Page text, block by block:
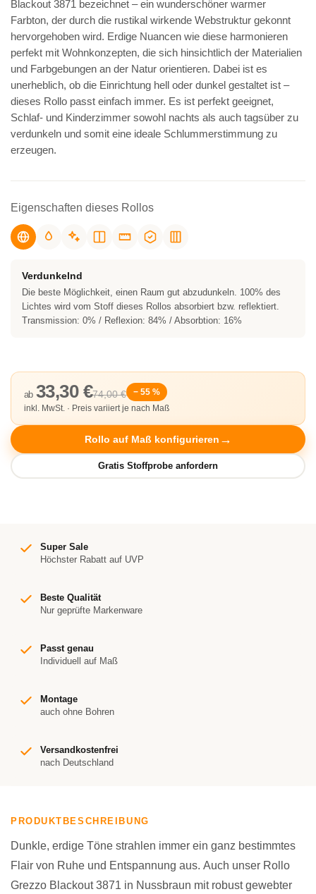
Blackout 3871 bezeichnet – ein wunderschöner warmer
Farbton, der durch die rustikal wirkende Webstruktur gekonnt
hervorgehoben wird. Erdige Nuancen wie diese harmonieren
perfekt mit Wohnkonzepten, die sich hinsichtlich der Materialien
und Farbgebungen an der Natur orientieren. Dabei ist es
unerheblich, ob die Einrichtung hell oder dunkel gestaltet ist –
dieses Rollo passt einfach immer. Es ist perfekt geeignet,
Schlaf- und Kinderzimmer sowohl nachts als auch tagsüber zu
verdunkeln und somit eine ideale Schlummerstimmung zu
erzeugen.
Eigenschaften dieses Rollos
Verdunkelnd
Die beste Möglichkeit, einen Raum gut abzudunkeln. 100% des
Lichtes wird vom Stoff dieses Rollos absorbiert bzw. reflektiert.
Transmission: 0% / Reflexion: 84% / Absorbtion: 16%
74,00 €
ab 33,30 €
− 55 %
inkl. MwSt. · Preis variiert je nach Maß
Rollo auf Maß konfigurieren
Super Sale
Höchster Rabatt auf UVP
Beste Qualität
Nur geprüfte Markenware
Passt genau
Individuell auf Maß
Montage
auch ohne Bohren
Versandkostenfrei
nach Deutschland
PRODUKTBESCHREIBUNG
Dunkle, erdige Töne strahlen immer ein ganz bestimmtes
Flair von Ruhe und Entspannung aus. Auch unser Rollo
Grezzo Blackout 3871 in Nussbraun mit robust gewebter